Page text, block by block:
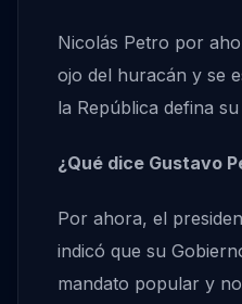
Nicolás Petro por
ojo del huracán y se
la República defina
¿Qué dice Gustavo
Por ahora, el
indicó que su
mandato popular y